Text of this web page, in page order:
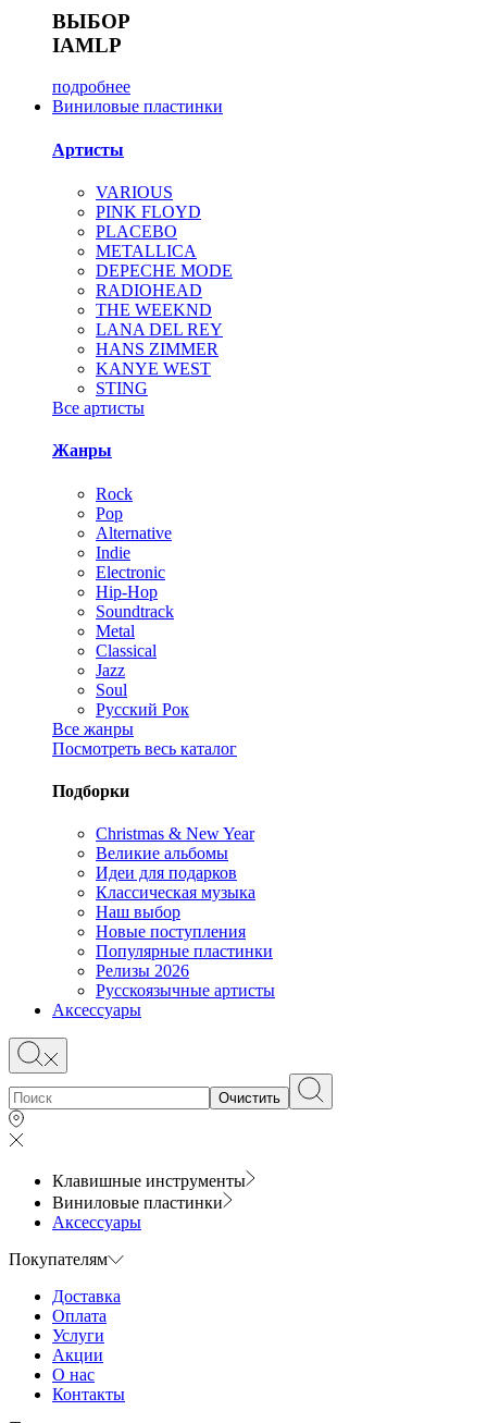
ВЫБОР
IAMLP
подробнее
Виниловые пластинки
Артисты
VARIOUS
PINK FLOYD
PLACEBO
METALLICA
DEPECHE MODE
RADIOHEAD
THE WEEKND
LANA DEL REY
HANS ZIMMER
KANYE WEST
STING
Все артисты
Жанры
Rock
Pop
Alternative
Indie
Electronic
Hip-Hop
Soundtrack
Metal
Classical
Jazz
Soul
Русский Рок
Все жанры
Посмотреть весь каталог
Подборки
Christmas & New Year
Великие альбомы
Идеи для подарков
Классическая музыка
Наш выбор
Новые поступления
Популярные пластинки
Релизы 2026
Русскоязычные артисты
Аксессуары
Очистить
Клавишные инструменты
Виниловые пластинки
Аксессуары
Покупателям
Доставка
Оплата
Услуги
Акции
О нас
Контакты